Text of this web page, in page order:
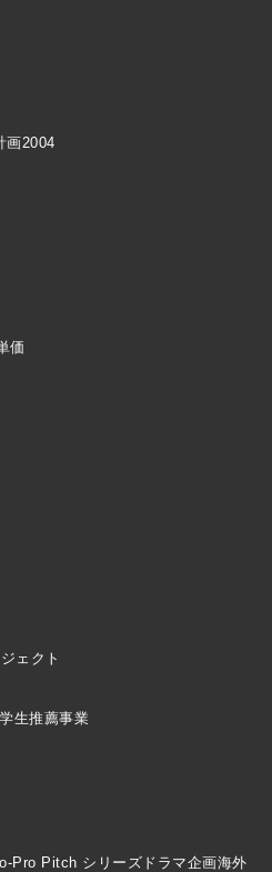
画2004
価
ェクト
生推薦事業
Pro Pitch シリーズドラマ企画海外